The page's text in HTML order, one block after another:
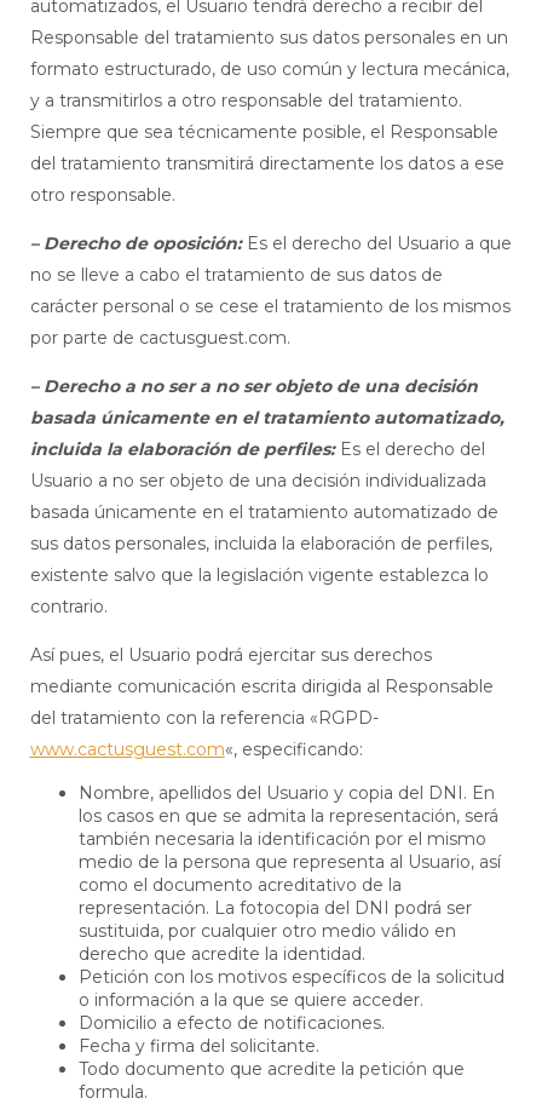
automatizados, el Usuario tendrá derecho a recibir del
Responsable del tratamiento sus datos personales en un
formato estructurado, de uso común y lectura mecánica,
y a transmitirlos a otro responsable del tratamiento.
Siempre que sea técnicamente posible, el Responsable
del tratamiento transmitirá directamente los datos a ese
otro responsable.
– Derecho de oposición:Es el derecho del Usuario a que
no se lleve a cabo el tratamiento de sus datos de
carácter personal o se cese el tratamiento de los mismos
por parte de cactusguest.com.
– Derecho a no ser a no ser objeto de una decisión
basada únicamente en el tratamiento automatizado,
incluida la elaboración de perfiles: Es el derecho del
Usuario a no ser objeto de una decisión individualizada
basada únicamente en el tratamiento automatizado de
sus datos personales, incluida la elaboración de perfiles,
existente salvo que la legislación vigente establezca lo
contrario.
Así pues, el Usuario podrá ejercitar sus derechos
mediante comunicación escrita dirigida al Responsable
del tratamiento con la referencia «RGPD-
www.cactusguest.com«, especificando:
Nombre, apellidos del Usuario y copia del DNI. En
los casos en que se admita la representación, será
también necesaria la identificación por el mismo
medio de la persona que representa al Usuario, así
como el documento acreditativo de la
representación. La fotocopia del DNI podrá ser
sustituida, por cualquier otro medio válido en
derecho que acredite la identidad.
Petición con los motivos específicos de la solicitud
o información a la que se quiere acceder.
Domicilio a efecto de notificaciones.
Fecha y firma del solicitante.
Todo documento que acredite la petición que
formula.